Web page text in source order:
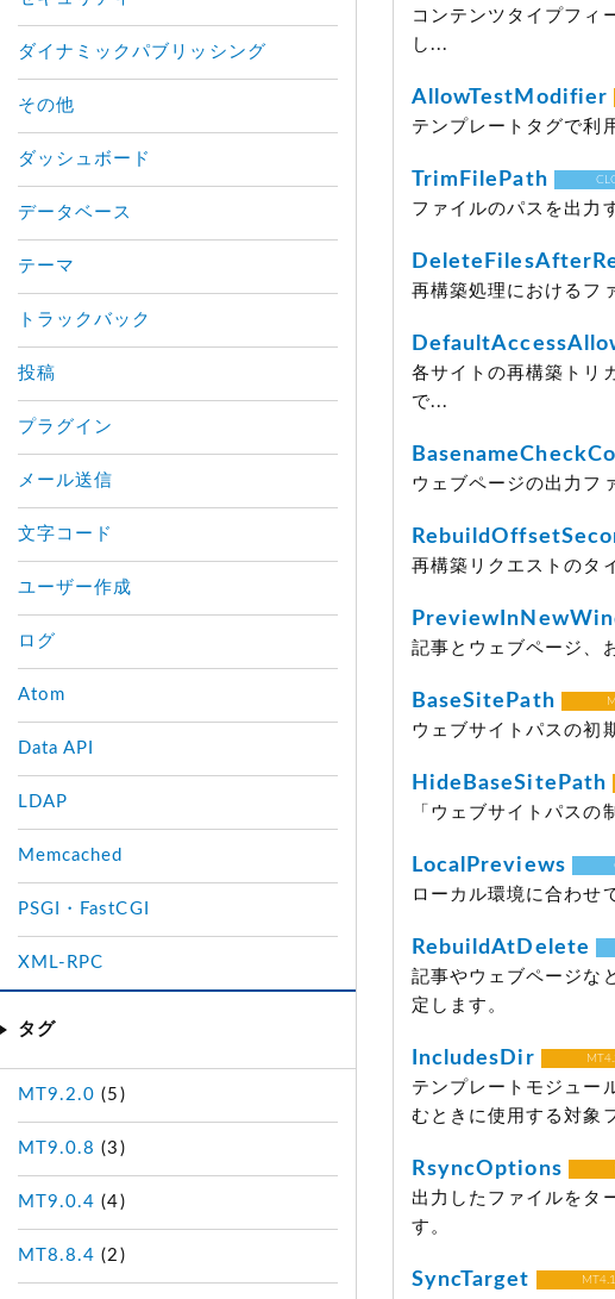
コンテンツタイプフィ
し...
AllowTestModifier
テンプレートタグで利
TrimFilePath
ファイルのパスを出力
再構築処理におけるフ
各サイトの再構築トリ
で...
ウェブページの出力フ
再構築リクエストのタ
記事とウェブページ、
BaseSitePath
ウェブサイトパスの初
HideBaseSitePath
「ウェブサイトパスの
LocalPreviews
ローカル環境に合わせ
RebuildAtDelete
記事やウェブページな
定します。
IncludesDir
テンプレートモジュー
むときに使用する対象
RsyncOptions
出力したファイルをタ
す。
SyncTarget MT4.1
ダイナミックパブリッシング
その他
ダッシュボード
データベース
テーマ
トラックバック
投稿
プラグイン
メール送信
文字コード
ユーザー作成
ログ
Atom
Data API
LDAP
Memcached
PSGI・FastCGI
XML-RPC
タグ
MT9.2.0 (5)
MT9.0.8 (3)
MT9.0.4 (4)
MT8.8.4 (2)